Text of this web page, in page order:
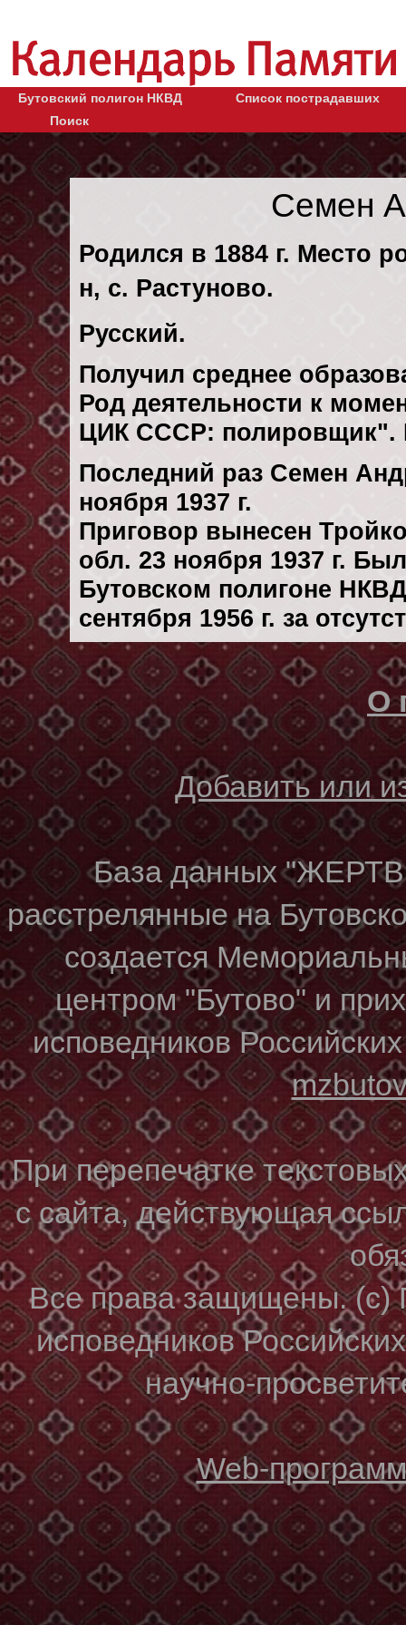
Бутовский полигон НКВД
Список пострадавших
Поиск
Семен
Родился в 1884 г. Место
н, с. Растуново.
Русский.
Получил среднее
Род деятельности к
ЦИК СССР: полировщик".
Последний раз Семен
ноября 1937 г.
Приговор вынесен
обл. 23 ноября 1937 г.
Бутовском полигоне
сентября 1956 г. за
О
Добавить или
База данных
расстрелянные на
создается
центром "Бутово" и
исповедников
При перепечатке
с сайта, действующая
Все права защищены. (с)
исповедников
научно-
Web-